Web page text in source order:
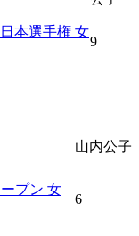
本選手権 女
9
山内公子
プン 女
6